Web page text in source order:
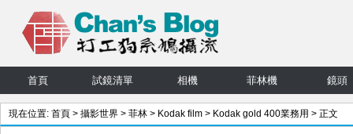
首頁 試鏡清單 相機 菲林機 鏡頭
現在位置: 首頁 > 攝影世界 > 菲林 > Kodak film > Kodak gold 400業務用 > 正文